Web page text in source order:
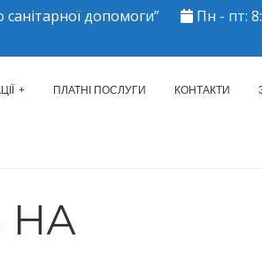
допомоги”
Пн - пт:
МІСЬКИЙ ЦЕНТР
ПЛАТНІ ПОСЛУГИ КОНТАКТИ
НА